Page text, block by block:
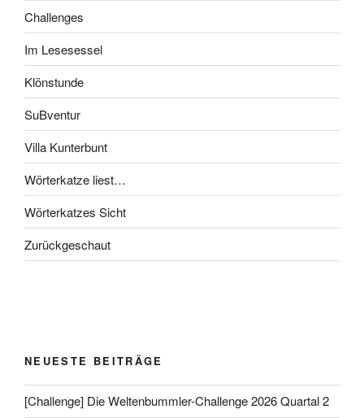
Challenges
Im Lesesessel
Klönstunde
SuBventur
Villa Kunterbunt
Wörterkatze liest…
Wörterkatzes Sicht
Zurückgeschaut
NEUESTE BEITRÄGE
[Challenge] Die Weltenbummler-Challenge 2026 Quartal 2